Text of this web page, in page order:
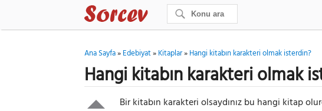
Ana Sayfa»Edebiyat»Kitaplar»Hangi kitabın karakteri olmak isterdin?
Hangi kitabın karakteri olmak
Bir kitabın karakteri olsaydınız bu hangi kitap